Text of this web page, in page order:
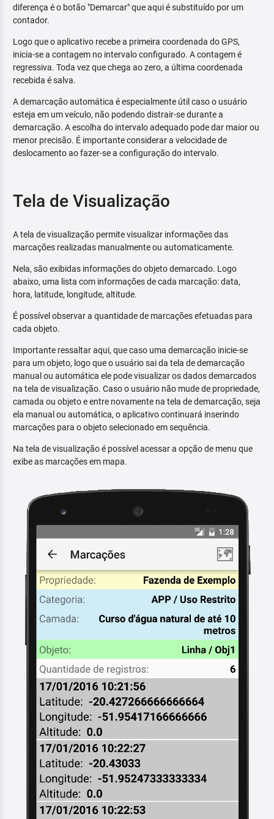
diferença é o botão "Demarcar" que aqui é substituído por um
contador.
Logo que o aplicativo recebe a primeira coordenada do GPS,
inicia-se a contagem no intervalo configurado. A contagem é
regressiva. Toda vez que chega ao zero, a última coordenada
recebida é salva.
A demarcação automática é especialmente útil caso o usuário
esteja em um veículo, não podendo distrair-se durante a
demarcação. A escolha do intervalo adequado pode dar maior ou
menor precisão. É importante considerar a velocidade de
deslocamento ao fazer-se a configuração do intervalo.
Tela de Visualização
A tela de visualização permite visualizar informações das
marcações realizadas manualmente ou automaticamente.
Nela, são exibidas informações do objeto demarcado. Logo
abaixo, uma lista com informações de cada marcação: data,
hora, latitude, longitude, altitude.
É possível observar a quantidade de marcações efetuadas para
cada objeto.
Importante ressaltar aqui, que caso uma demarcação inicie-se
para um objeto, logo que o usuário sai da tela de demarcação
manual ou automática ele pode visualizar os dados demarcados
na tela de visualização. Caso o usuário não mude de propriedade,
camada ou objeto e entre novamente na tela de demarcação, seja
ela manual ou automática, o aplicativo continuará inserindo
marcações para o objeto selecionado em sequência.
Na tela de visualização é possível acessar a opção de menu que
exibe as marcações em mapa.